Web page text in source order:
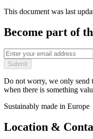
This document was last
Become part of
Submit
Do not worry, we only
when there is something
Sustainably made in Europe
Location &